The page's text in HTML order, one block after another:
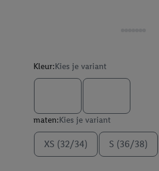
Kleur:Kies je variant
maten:Kies je variant
XS (32/34) S (36/38)